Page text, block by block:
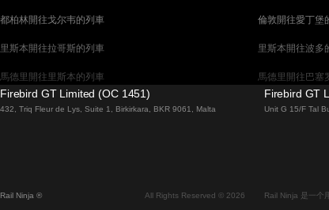
都柏林開往戈尔韦的列車 倫敦開往愛丁堡
里斯本開往拉哥斯的列車 里斯本開往波多
馬德里開往里斯本的列車 馬德里開往巴塞
馬拉加開往馬德里的列車 巴塞罗那開往馬
维也纳開往布拉格的列車 首爾開往蔚山廣
Firebird GT Limited (OC 1451)
432, Triq Fleur de Lys, Suite 1, Birkirkara, BKR 9061, Malta
Firebird GT
Unit G 15/F Tal
Rail Ninja ® All Rights Reserved © 2026 Rail Ninja 是一个